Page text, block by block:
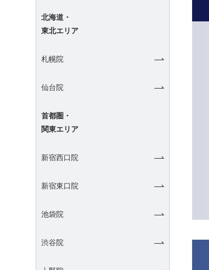
北海道・
東北エリア
札幌院
仙台院
首都圏・
関東エリア
新宿西口院
新宿東口院
池袋院
渋谷院